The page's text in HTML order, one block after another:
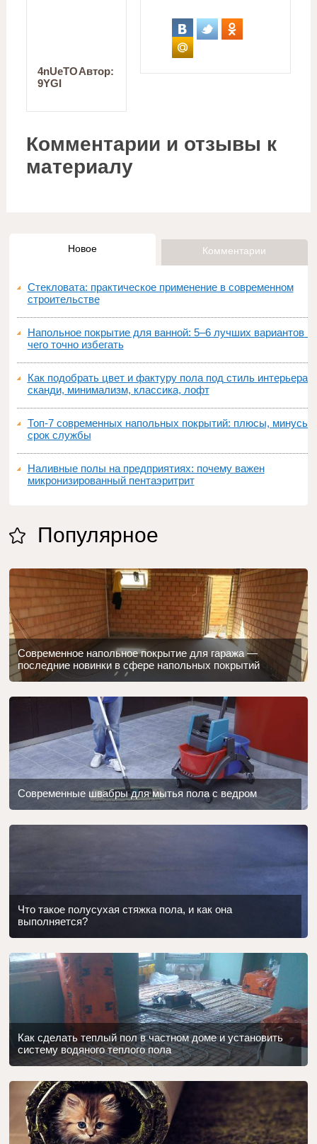
Автор:
4nUeTO
9YGI
Комментарии и отзывы к
материалу
Новое Комментарии
Стекловата: практическое применение в современном
строительстве
Напольное покрытие для ванной: 5–6 лучших вариантов и
чего точно избегать
Как подобрать цвет и фактуру пола под стиль интерьера:
сканди, минимализм, классика, лофт
Топ‑7 современных напольных покрытий: плюсы, минусы,
срок службы
Наливные полы на предприятиях: почему важен
микронизированный пентаэритрит
Популярное
Современное напольное покрытие для гаража —
последние новинки в сфере напольных покрытий
Современные швабры для мытья пола с ведром
Что такое полусухая стяжка пола, и как она
выполняется?
Как сделать теплый пол в частном доме и установить
систему водяного теплого пола